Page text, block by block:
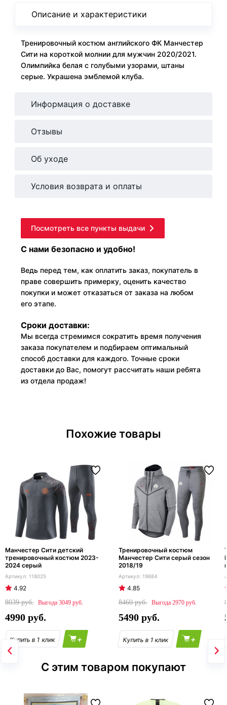
Описание и характеристики
Тренировочный костюм английского ФК Манчестер
Сити на короткой молнии для мужчин 2020/2021.
Олимпийка белая с голубыми узорами, штаны
серые. Украшена эмблемой клуба.
Информация о доставке
Отзывы
Об уходе
Условия возврата и оплаты
Посмотреть все пункты выдачи
С нами безопасно и удобно!
Ведь перед тем, как оплатить заказ, покупатель в
праве совершить примерку, оценить качество
покупки и может отказаться от заказа на любом
его этапе.
Сроки доставки:
Мы всегда стремимся сократить время получения
заказа покупателем и подбираем оптимальный
способ доставки для каждого. Точные сроки
доставки до Вас, помогут рассчитать наши ребята
из отдела продаж!
Похожие товары
Манчестер Сити детский
тренировочный костюм 2023-
2024 серый
118025
4.92
8039
3049
4990
+
Тренировочный костюм
Манчестер Сити серый сезон
2018/19
19684
4.85
8460
2970
5490
+
С этим товаром покупают